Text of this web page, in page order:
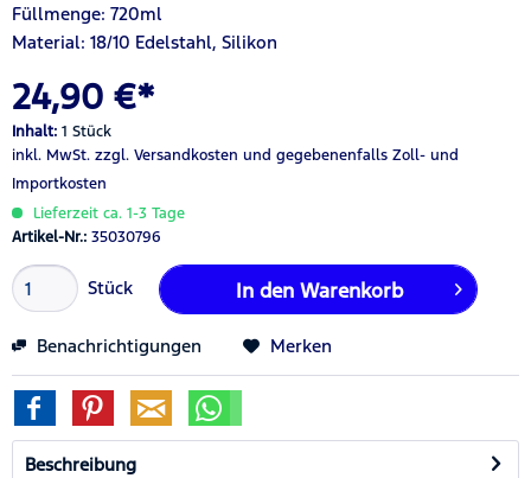
Füllmenge: 720ml
Material: 18/10 Edelstahl, Silikon
24,90 €*
Inhalt: 1 Stück
inkl. MwSt. zzgl. Versandkosten und gegebenenfalls Zoll- und
Importkosten
Lieferzeit ca. 1-3 Tage
Artikel-Nr.: 35030796
Stück In den Warenkorb
Benachrichtigungen Merken
Beschreibung